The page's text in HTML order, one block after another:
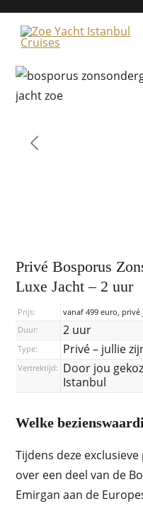
Privé Bosporus
Luxe Jacht – 2 uur
Prijs:
vanaf 499 euro,
Duur:
2 uur
Type: Privé – jullie
Vertrektijd: Door jou
Istanbul
Welke
Tijdens deze
over een deel van de
Emirgan aan de